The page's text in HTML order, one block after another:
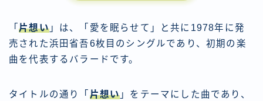
「片想い」は、「愛を眠らせて」と共に1978年に発
売された浜田省吾6枚目のシングルであり、初期の楽
曲を代表するバラードです。
タイトルの通り「 片想い 」をテーマにした曲であり、